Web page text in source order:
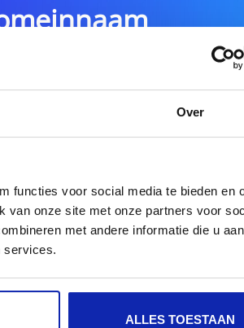
Over
functies voor social media te bieden en
van onze site met onze partners voor
met andere informatie die u
services.
ALLES TOESTAAN
.pa DOMEIN ZOEKEN